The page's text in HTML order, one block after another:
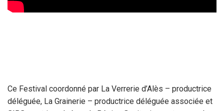
Ce Festival coordonné par La Verrerie d’Alès – productrice
déléguée, La Grainerie – productrice déléguée associée et